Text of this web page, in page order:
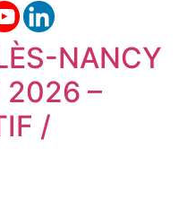
NANCY
2026 –
/